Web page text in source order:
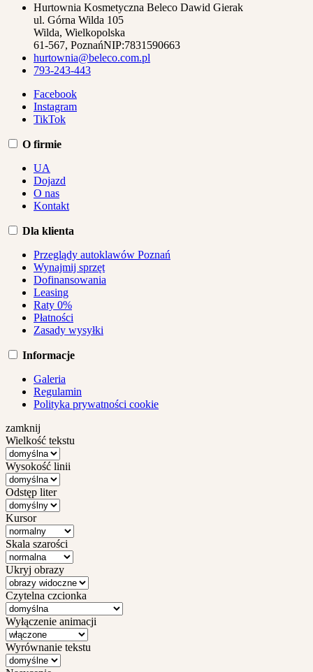
Hurtownia Kosmetyczna Beleco Dawid Gierak
ul. Górna Wilda 105
Wilda, Wielkopolska
61-567, PoznańNIP:7831590663
hurtownia@beleco.com.pl
793-243-443
Facebook
Instagram
TikTok
O firmie
UA
Dojazd
O nas
Kontakt
Dla klienta
Przeglądy autoklawów Poznań
Wynajmij sprzęt
Dofinansowania
Leasing
Raty 0%
Płatności
Zasady wysyłki
Informacje
Galeria
Regulamin
Polityka prywatności cookie
zamknij
Wielkość tekstu
Wysokość linii
Odstęp liter
Kursor
Skala szarości
Ukryj obrazy
Czytelna czcionka
Wyłączenie animacji
Wyrównanie tekstu